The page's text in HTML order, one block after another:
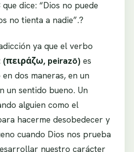
dice: “Dios no puede
no tienta a nadie”.?
ya que el verbo
(πειράζω, peirazō)es
dos maneras, en un
un sentido bueno. Un
alguien como el
hacerme desobedecer y
cuando Dios nos prueba
nuestro carácter